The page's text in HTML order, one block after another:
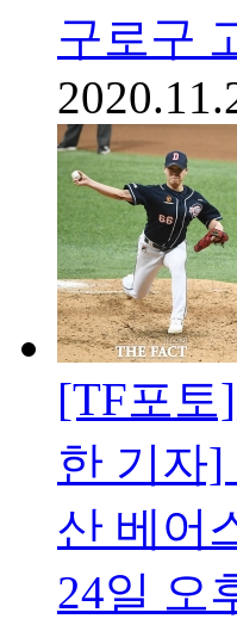
구로구
[TF포토
한 기자]
산 베어
24일 오